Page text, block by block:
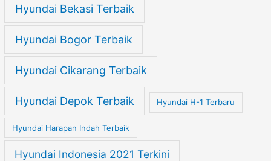
Hyundai Bekasi Terbaik
Hyundai Bogor Terbaik
Hyundai Cikarang Terbaik
Hyundai Depok Terbaik Hyundai H-1 Terbaru
Hyundai Harapan Indah Terbaik
Hyundai Indonesia 2021 Terkini